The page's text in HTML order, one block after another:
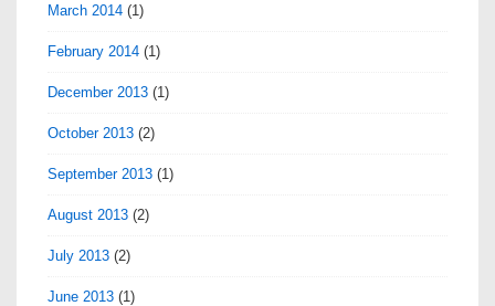
March 2014 (1)
February 2014 (1)
December 2013 (1)
October 2013 (2)
September 2013 (1)
August 2013 (2)
July 2013 (2)
June 2013 (1)